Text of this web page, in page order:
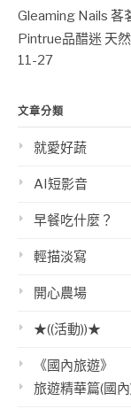
Gleaming Nails 茖
Pintrue品醋迷 天
11-27
文章分類
就愛好蔬
AI短影音
早餐吃什麼？
輕描淡寫
開心農場
★((活動))★
《國內旅遊》
旅遊精華篇(國